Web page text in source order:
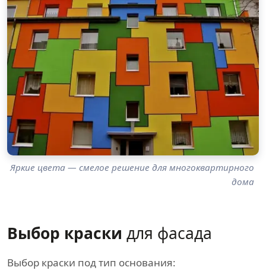
Яркие цвета — смелое решение для многоквартирного
дома
Выбор краски для фасада
Выбор краски под тип основания: